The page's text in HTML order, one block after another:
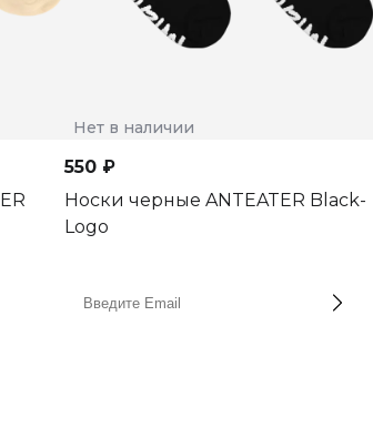
Нет в наличии
550 ₽
Носки черные ANTEATER Black-
Logo